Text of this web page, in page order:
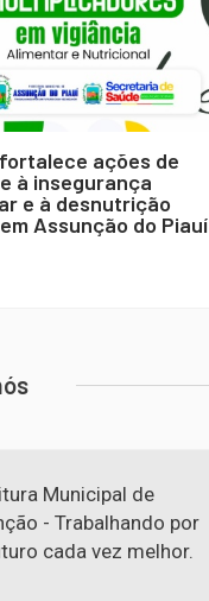
ações de
à insegurança
e à desnutrição
Assunção do Piauí
Municipal de
- Trabalhando por
cada vez melhor.